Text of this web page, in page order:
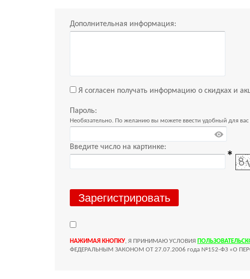
Дополнительная информация:
Я согласен получать информацию о скидках и
Пароль:
Необязательно. По желанию вы можете ввести удобный для
Введите число на картинке:
НАЖИМАЯ КНОПКУ, Я ПРИНИМАЮ УСЛОВИЯ
ФЕДЕРАЛЬНЫМ ЗАКОНОМ ОТ 27.07.2006 года №152-ФЗ «О